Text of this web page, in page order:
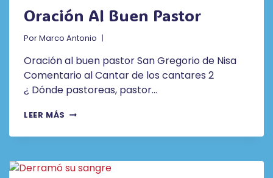
Oración Al Buen Pastor
PorMarco Antonio
Oración al buen pastor San Gregorio de Nisa
Comentario al Cantar de los cantares 2
¿ Dónde pastoreas, pastor…
LEER MÁS ORACIÓN
BUEN